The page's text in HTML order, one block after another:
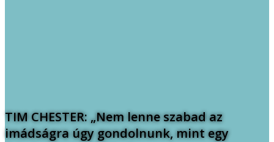
TIM CHESTER: „Nem lenne szabad az
imádságra úgy gondolnunk, mint egy